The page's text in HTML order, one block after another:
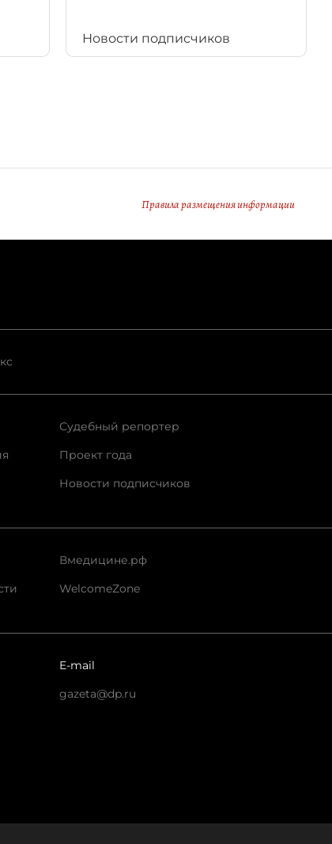
Новости подписчиков
Правила размещения информации
Судебный репортер
Проект года
Новости подписчиков
Вмедицине.рф
WelcomeZone
E-mail
gazeta@dp.ru